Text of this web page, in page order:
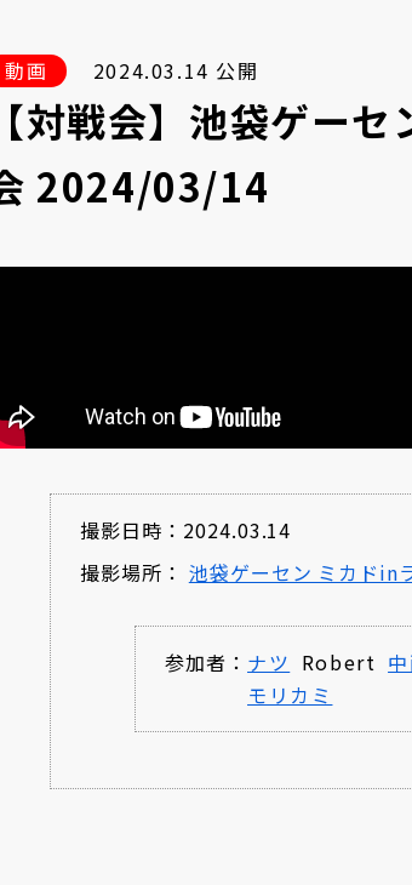
動画 2024.03.14 公開
【対戦会】池袋ゲー
2024/03/14
撮影日時：2024.03.14
撮影場所： 池袋ゲーセン ミカドin
参加者： ナツ Robert
モリカミ